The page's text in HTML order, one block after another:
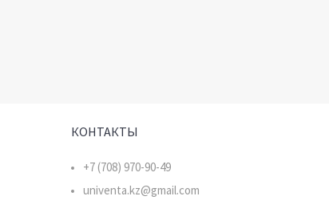
КОНТАКТЫ
+7 (708) 970-90-49
univenta.kz@gmail.com